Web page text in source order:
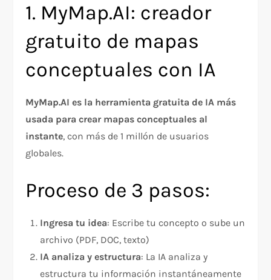
1. MyMap.AI: creador
gratuito de mapas
conceptuales con IA
MyMap.AI es la herramienta gratuita de IA más
usada para crear mapas conceptuales al
instante, con más de 1 millón de usuarios
globales.
Proceso de 3 pasos:
Ingresa tu idea: Escribe tu concepto o sube un
archivo (PDF, DOC, texto)
IA analiza y estructura: La IA analiza y
estructura tu información instantáneamente